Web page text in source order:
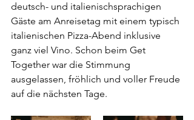
deutsch- und italienischsprachigen
Gäste am Anreisetag mit einem typisch
italienischen Pizza-Abend inklusive
ganz viel Vino. Schon beim Get
Together war die Stimmung
ausgelassen, fröhlich und voller Freude
auf die nächsten Tage.